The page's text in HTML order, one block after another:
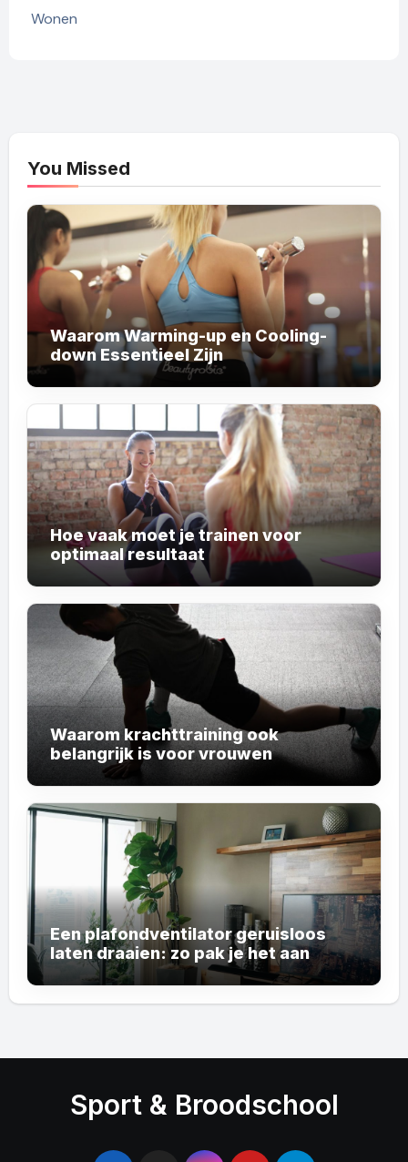
Wonen
You Missed
Waarom Warming-up en Cooling-
down Essentieel Zijn
Hoe vaak moet je trainen voor
optimaal resultaat
Waarom krachttraining ook
belangrijk is voor vrouwen
Een plafondventilator geruisloos
laten draaien: zo pak je het aan
Sport & Broodschool